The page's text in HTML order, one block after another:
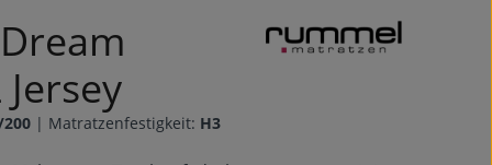
200 | Matratzenfestigkeit: H3